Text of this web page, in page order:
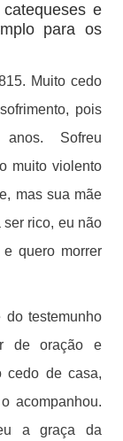
e
para os
Muito cedo
pois
Sofreu
muito violento
mas sua mãe
ser rico, eu não
quero morrer
do testemunho
de oração e
cedo de casa,
acompanhou.
a graça da